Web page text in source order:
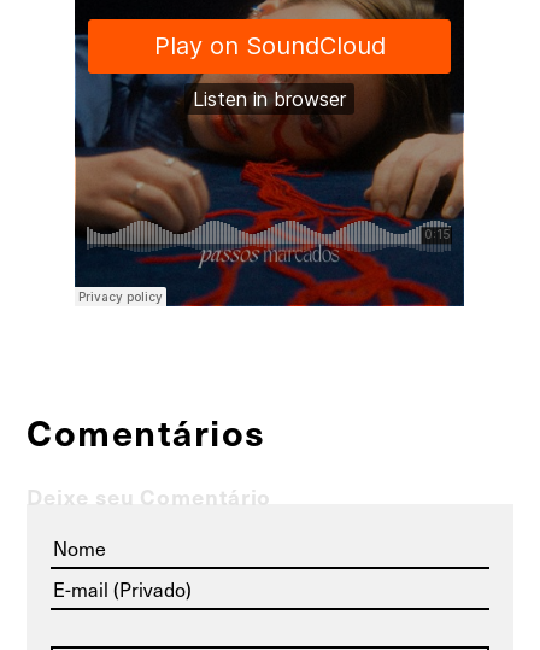
Comentários
Deixe seu Comentário